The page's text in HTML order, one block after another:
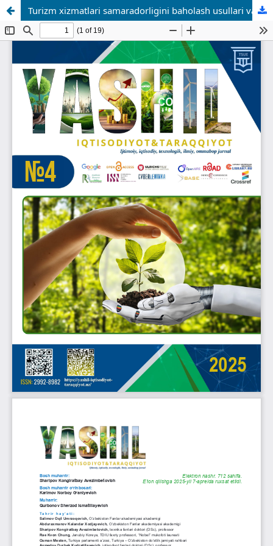
Turizm xizmatlari samaradorligini baholash usullari va vositalari tahlili